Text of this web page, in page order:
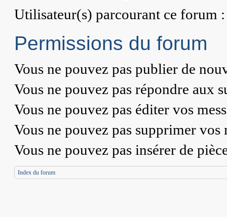
Utilisateur(s) parcourant ce forum
Permissions du forum
Vous ne pouvez pas publier de
Vous ne pouvez pas répondre aux
Vous ne pouvez pas éditer vos
Vous ne pouvez pas supprimer vos
Vous ne pouvez pas insérer de
Index du forum